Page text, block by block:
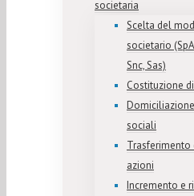
societaria
Scelta del
societario
Snc, Sas)
Costituzione
sociali
Trasferimento
azioni
Incremento e